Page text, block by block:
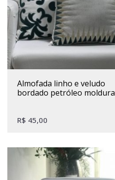
almofada linho e veludo
bordado petróleo moldura
R$ 45,00